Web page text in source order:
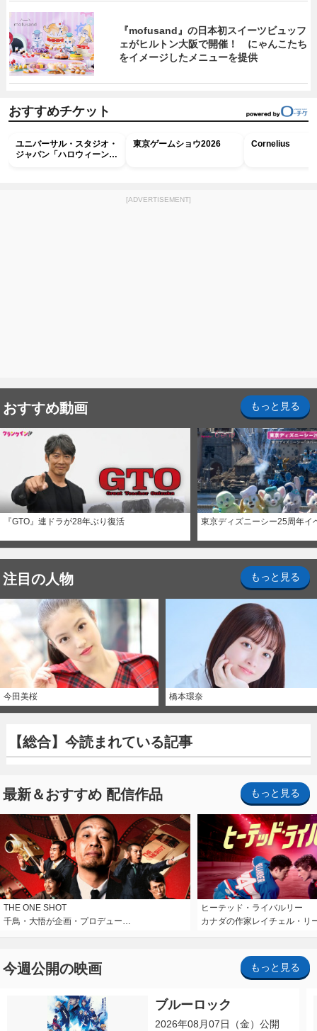
『mofusand』の日本初スイーツビュッフ
ェがヒルトン大阪で開催！ にゃんこたち
をイメージしたメニューを提供
おすすめチケット
ユニバーサル・スタジオ・
ジャパン「ハロウィーン・
東京ゲームショウ2026 Cornelius
[ADVERTISEMENT]
おすすめ動画 もっと見る
『GTO』連ドラが28年ぶり復活 東京ディズニーシー25周年イ
注目の人物 もっと見る
今田美桜 橋本環奈
【総合】今読まれている記事
最新＆おすすめ 配信作品 もっと見る
THE ONE SHOT
千鳥・大悟が企画・プロデュー…
ヒーテッド・ライバルリー
カナダの作家レイチェル・リ
今週公開の映画 もっと見る
ブルーロック
2026年08月07日（金）公開